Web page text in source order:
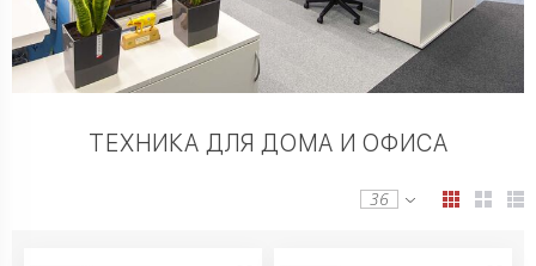
ТЕХНИКА ДЛЯ ДОМА И ОФИСА
36